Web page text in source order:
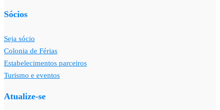
Sócios
Seja sócio
Colonia de Férias
Estabelecimentos parceiros
Turismo e eventos
Atualize-se